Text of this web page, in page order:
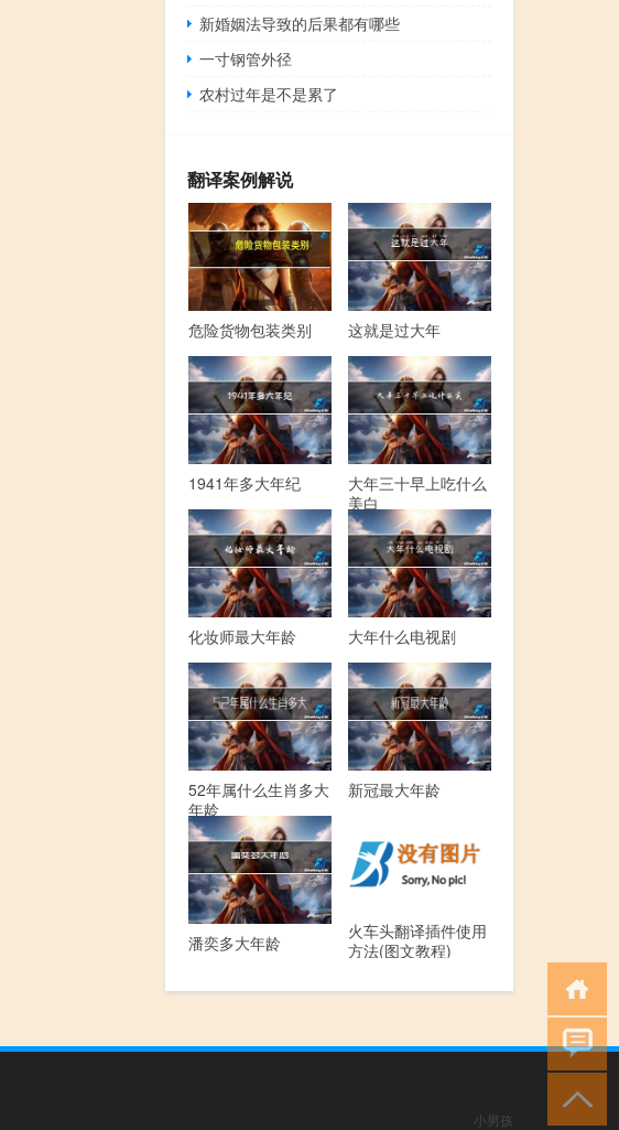
新婚姻法导致的后果都有哪些
一寸钢管外径
农村过年是不是累了
翻译案例解说
危险货物包装类别 这就是过大年
1941年多大年纪
大年三十早上吃什么
美白
化妆师最大年龄 大年什么电视剧
52年属什么生肖多大
年龄
新冠最大年龄
潘奕多大年龄
火车头翻译插件使用
方法(图文教程)
小男孩